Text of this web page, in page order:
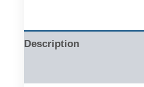
Description